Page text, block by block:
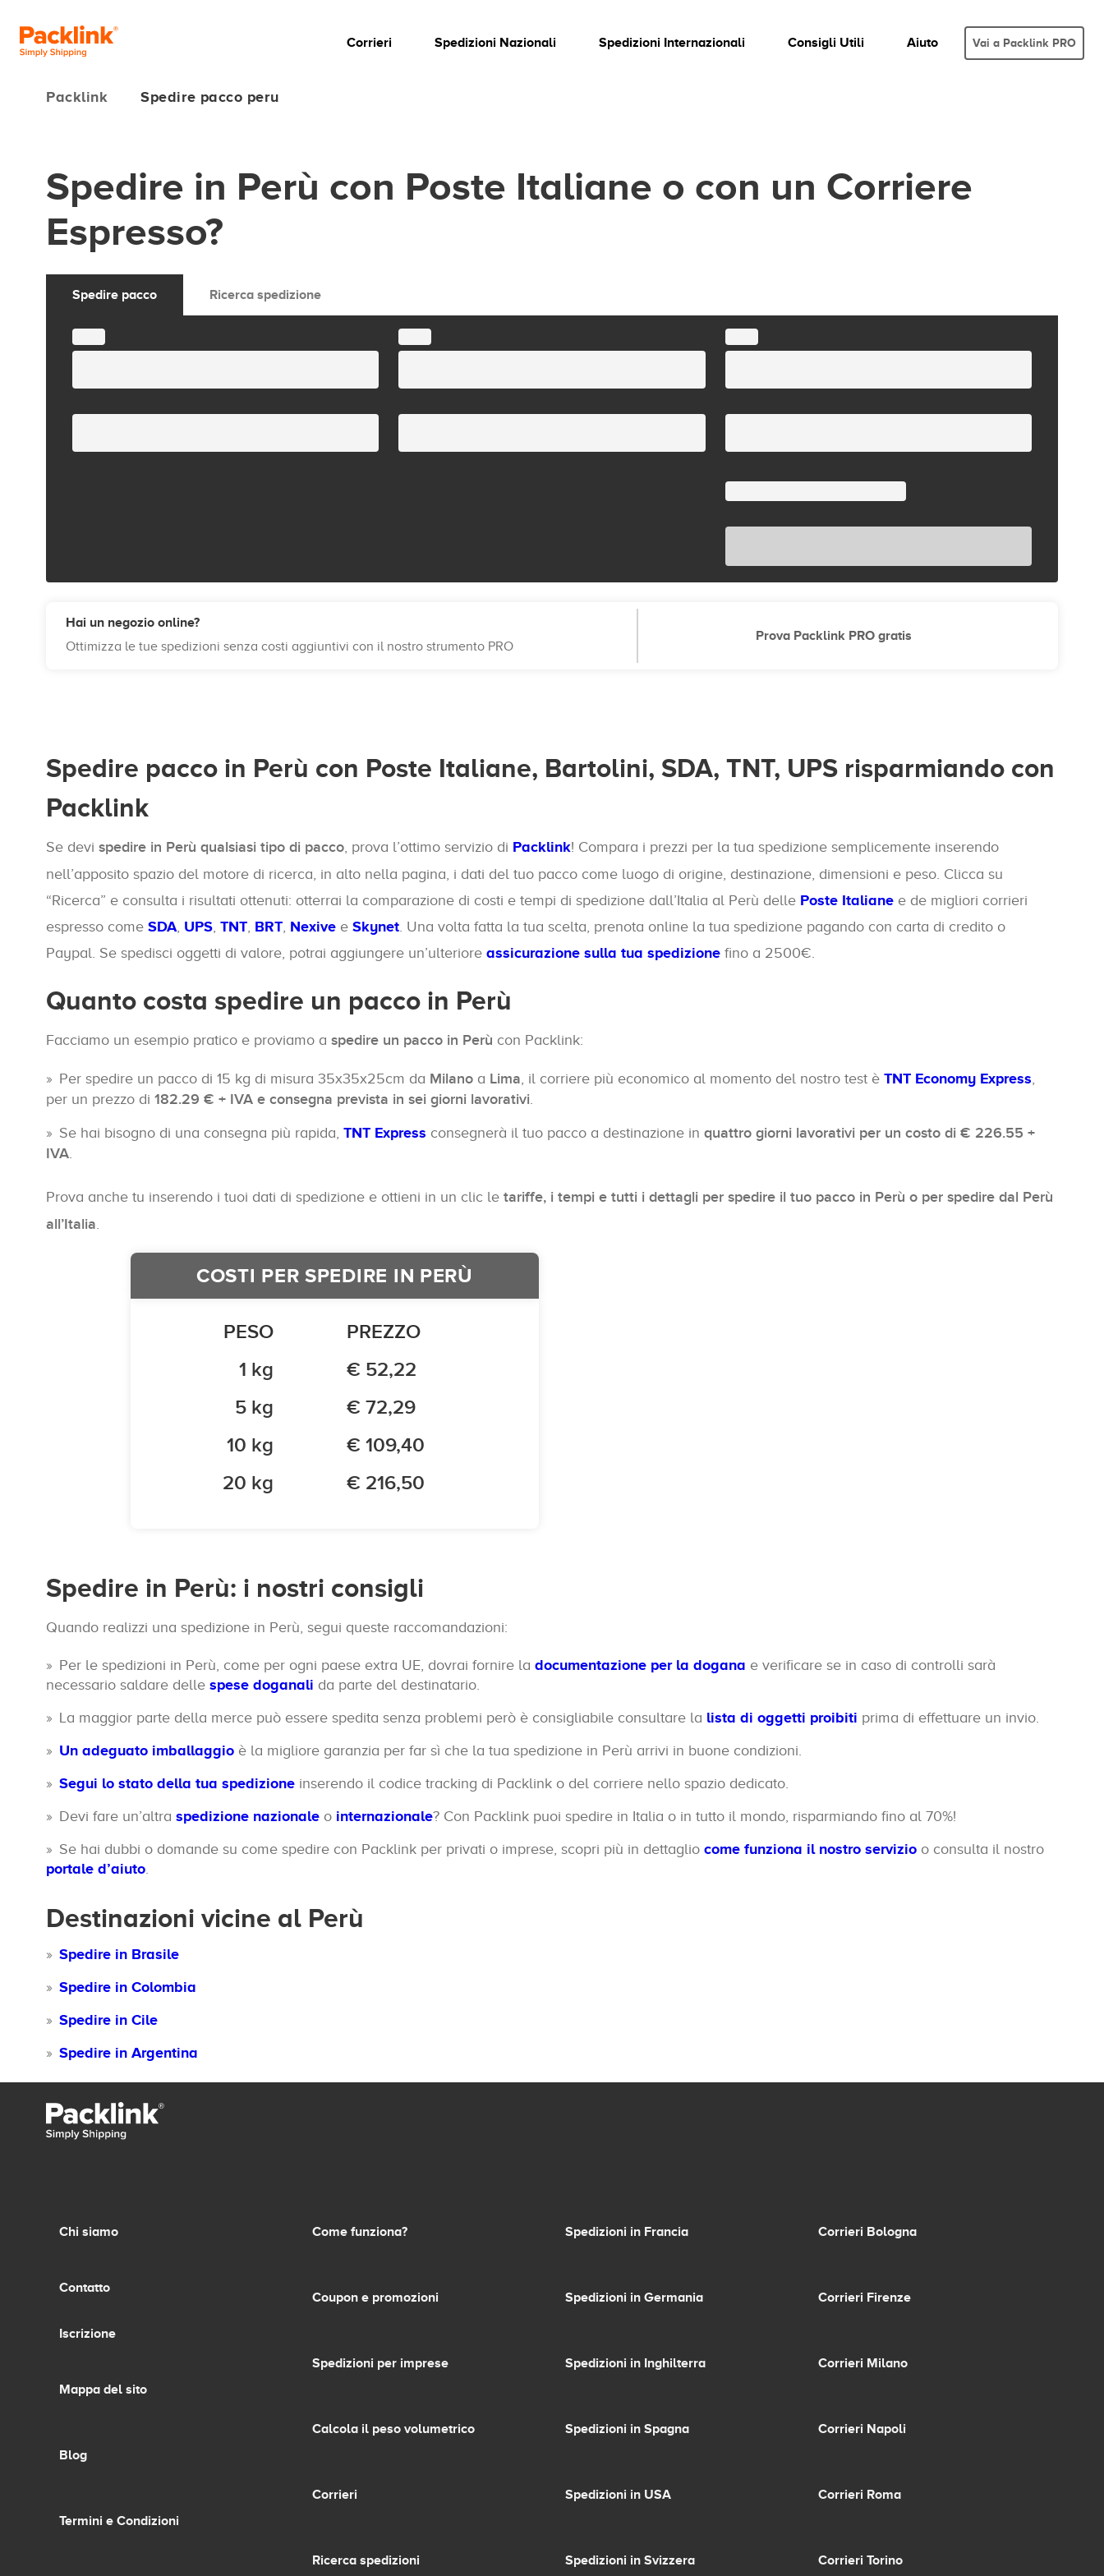
Corrieri Spedizioni Nazionali Spedizioni Internazionali Consigli Utili Aiuto Vai a Packlink PRO
Packlink Spedire pacco peru
Spedire in Perù con Poste Italiane o con un Corriere
Espresso?
Spedire pacco Ricerca spedizione
Hai un negozio online?
Ottimizza le tue spedizioni senza costi aggiuntivi con il nostro strumento PRO
Prova Packlink PRO gratis
Spedire pacco in Perù con Poste Italiane, Bartolini, SDA, TNT, UPS risparmiando con
Packlink
Se devi spedire in Perù qualsiasi tipo di pacco, prova l’ottimo servizio di Packlink! Compara i prezzi per la tua spedizione semplicemente inserendo
nell’apposito spazio del motore di ricerca, in alto nella pagina, i dati del tuo pacco come luogo di origine, destinazione, dimensioni e peso. Clicca su
“Ricerca” e consulta i risultati ottenuti: otterrai la comparazione di costi e tempi di spedizione dall’Italia al Perù delle Poste Italiane e de migliori corrieri
espresso come SDA, UPS, TNT, BRT, Nexive e Skynet. Una volta fatta la tua scelta, prenota online la tua spedizione pagando con carta di credito o
Paypal. Se spedisci oggetti di valore, potrai aggiungere un’ulteriore assicurazione sulla tua spedizione fino a 2500€.
Quanto costa spedire un pacco in Perù
Facciamo un esempio pratico e proviamo a spedire un pacco in Perù con Packlink:
Per spedire un pacco di 15 kg di misura 35x35x25cm da Milano a Lima, il corriere più economico al momento del nostro test è TNT Economy Express,
per un prezzo di 182.29 € + IVA e consegna prevista in sei giorni lavorativi.
Se hai bisogno di una consegna più rapida, TNT Express consegnerà il tuo pacco a destinazione in quattro giorni lavorativi per un costo di € 226.55 +
IVA.
Prova anche tu inserendo i tuoi dati di spedizione e ottieni in un clic le tariffe, i tempi e tutti i dettagli per spedire il tuo pacco in Perù o per spedire dal Perù
all’Italia.
COSTI PER SPEDIRE IN PERÙ
PESO
PREZZO
1 kg
€ 52,22
5 kg
€ 72,29
10 kg
€ 109,40
20 kg
€ 216,50
Spedire in Perù: i nostri consigli
Quando realizzi una spedizione in Perù, segui queste raccomandazioni:
Per le spedizioni in Perù, come per ogni paese extra UE, dovrai fornire la documentazione per la dogana e verificare se in caso di controlli sarà
necessario saldare delle spese doganali da parte del destinatario.
La maggior parte della merce può essere spedita senza problemi però è consigliabile consultare la lista di oggetti proibiti prima di effettuare un invio.
Un adeguato imballaggio è la migliore garanzia per far sì che la tua spedizione in Perù arrivi in buone condizioni.
Segui lo stato della tua spedizione inserendo il codice tracking di Packlink o del corriere nello spazio dedicato.
Devi fare un’altra spedizione nazionale o internazionale? Con Packlink puoi spedire in Italia o in tutto il mondo, risparmiando fino al 70%!
Se hai dubbi o domande su come spedire con Packlink per privati o imprese, scopri più in dettaglio come funziona il nostro servizio o consulta il nostro
portale d’aiuto.
Destinazioni vicine al Perù
Spedire in Brasile
Spedire in Colombia
Spedire in Cile
Spedire in Argentina
Chi siamo
Contatto
Iscrizione
Mappa del sito
Blog
Termini e Condizioni
Come funziona?
Coupon e promozioni
Spedizioni per imprese
Calcola il peso volumetrico
Corrieri
Ricerca spedizioni
Spedizioni in Francia
Spedizioni in Germania
Spedizioni in Inghilterra
Spedizioni in Spagna
Spedizioni in USA
Spedizioni in Svizzera
Corrieri Bologna
Corrieri Firenze
Corrieri Milano
Corrieri Napoli
Corrieri Roma
Corrieri Torino